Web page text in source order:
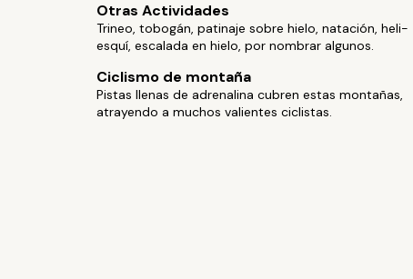
Otras Actividades
Trineo, tobogán, patinaje sobre hielo, natación, heli-
esquí, escalada en hielo, por nombrar algunos.
Ciclismo de montaña
Pistas llenas de adrenalina cubren estas montañas,
atrayendo a muchos valientes ciclistas.